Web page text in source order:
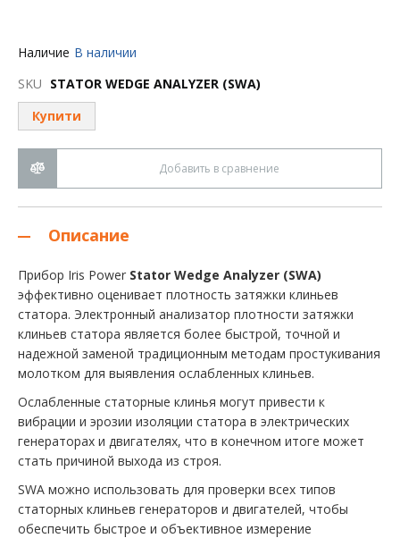
началу
изображений
Наличие В наличии
SKU STATOR WEDGE ANALYZER (SWA)
Купити
Добавить в сравнение
Описание
Прибор Iris Power Stator Wedge Analyzer (SWA)
эффективно оценивает плотность затяжки клиньев
статора. Электронный анализатор плотности затяжки
клиньев статора является более быстрой, точной и
надежной заменой традиционным методам простукивания
молотком для выявления ослабленных клиньев.
Ослабленные статорные клинья могут привести к
вибрации и эрозии изоляции статора в электрических
генераторах и двигателях, что в конечном итоге может
стать причиной выхода из строя.
SWA можно использовать для проверки всех типов
статорных клиньев генераторов и двигателей, чтобы
обеспечить быстрое и объективное измерение